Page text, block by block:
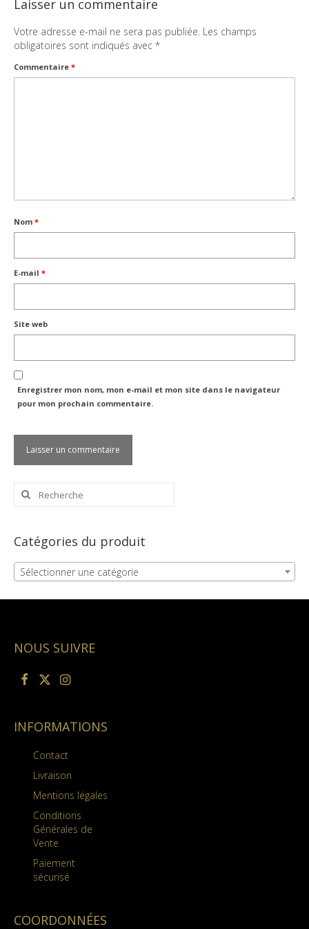
Laisser un commentaire
Votre adresse e-mail ne sera pas publiée. Les champs
obligatoires sont indiqués avec *
Commentaire *
Nom *
E-mail *
Site web
Enregistrer mon nom, mon e-mail et mon site dans le navigateur
pour mon prochain commentaire.
Rechercher
Catégories du produit
Sélectionner une catégorie
NOUS SUIVRE
INFORMATIONS
Contact
Livraison
Mentions légales
Conditions
Générales de
Vente
Paiement
sécurisé
COORDONNÉES